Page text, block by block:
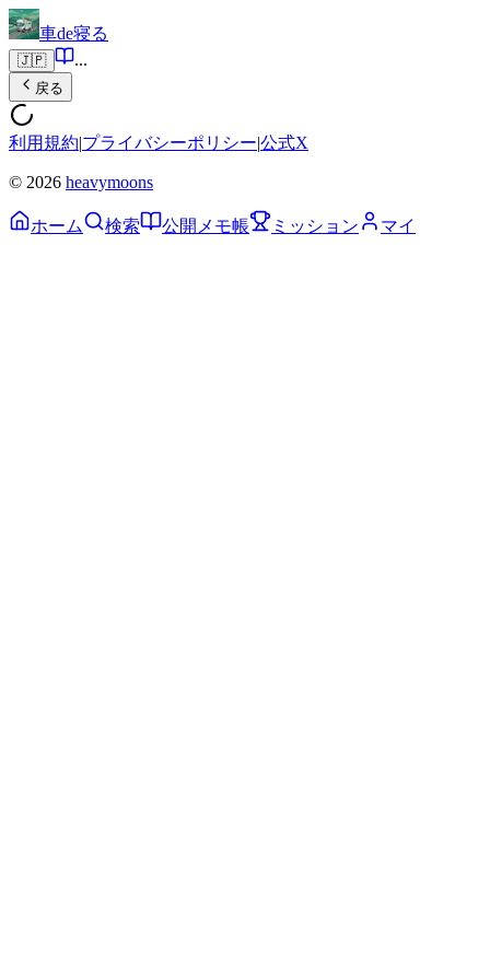
車de寝る
🇯🇵 ...
戻る
利用規約|プライバシーポリシー|公式X
© 2026 heavymoons
ホーム 検索 公開メモ帳 ミッション マイ